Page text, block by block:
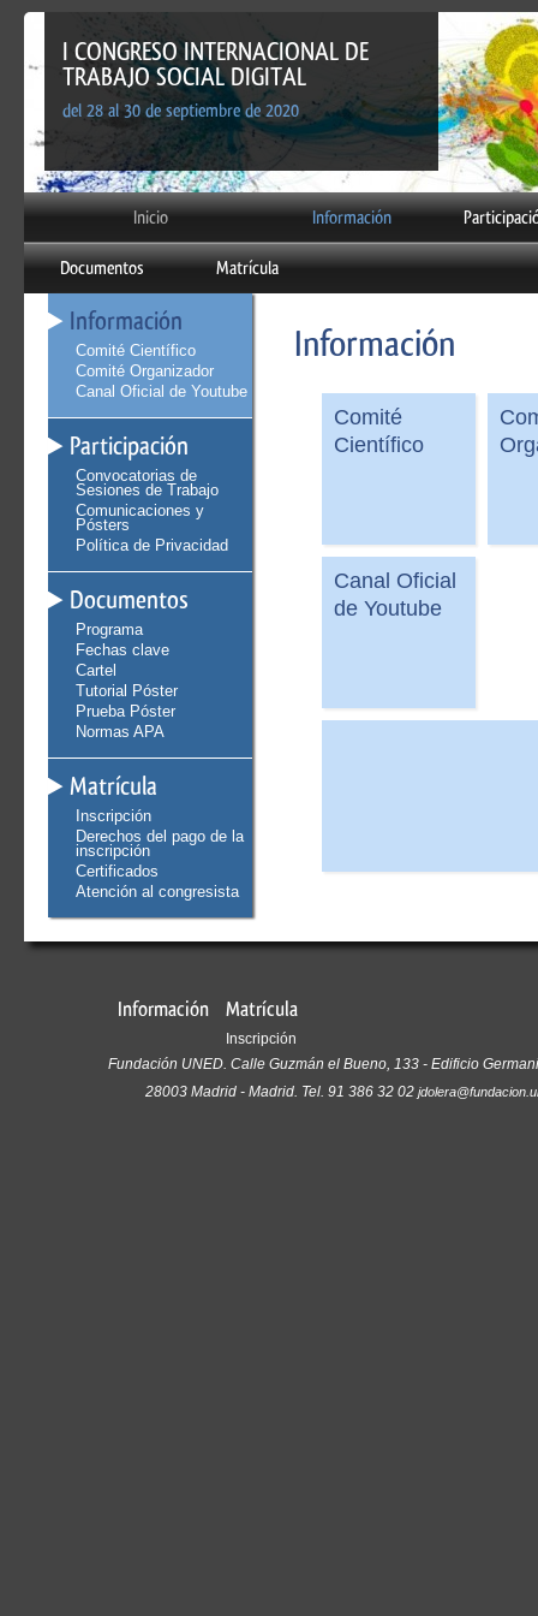
I CONGRESO INTERNACIONAL DE
TRABAJO SOCIAL DIGITAL
del 28 al 30 de septiembre de 2020
Inicio Información
Documentos Matrícula
Información
Comité Científico
Comité Organizador
Canal Oficial de Youtube
Participación
Convocatorias de
Sesiones de Trabajo
Comunicaciones y
Pósters
Política de Privacidad
Documentos
Programa
Fechas clave
Cartel
Tutorial Póster
Prueba Póster
Normas APA
Matrícula
Inscripción
Derechos del pago de la
inscripción
Certificados
Atención al congresista
Información
Comité
Científico
Canal Oficial
de Youtube
Información Matrícula
Inscripción
Fundación UNED. Calle Guzmán el Bueno, 133 - Edificio
28003 Madrid - Madrid. Tel. 91 386 32 02